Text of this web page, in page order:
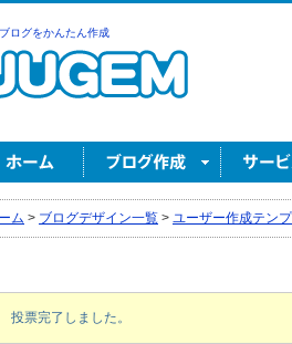
ログをかんたん作成
ム > ブログデザイン一覧 > ユーザー作成テンプ
投票完了しました。